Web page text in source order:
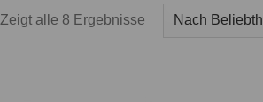
Zeigt alle 8 Ergebnisse